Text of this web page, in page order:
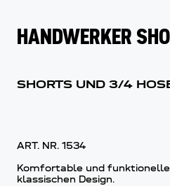
HANDWERKER
SHORTS UND 3/4
ART. NR. 1534
Komfortable und
klassischen Design.